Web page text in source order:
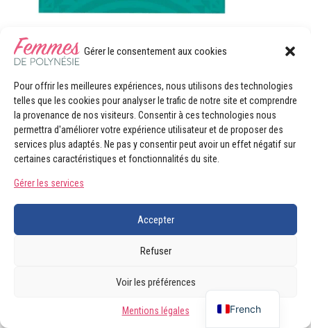
Gérer le consentement aux cookies
Pour offrir les meilleures expériences, nous utilisons des technologies
telles que les cookies pour analyser le trafic de notre site et comprendre
la provenance de nos visiteurs. Consentir à ces technologies nous
permettra d'améliorer votre expérience utilisateur et de proposer des
services plus adaptés. Ne pas y consentir peut avoir un effet négatif sur
certaines caractéristiques et fonctionnalités du site.
Gérer les services
Accepter
Refuser
Voir les préférences
Mentions légales French